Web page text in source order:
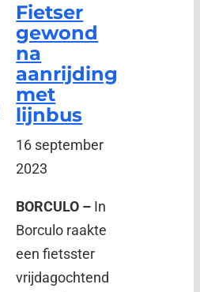
Fietser
gewond
na
aanrijding
met
lijnbus
16 september
2023
BORCULO – In
Borculo raakte
een fietsster
vrijdagochtend